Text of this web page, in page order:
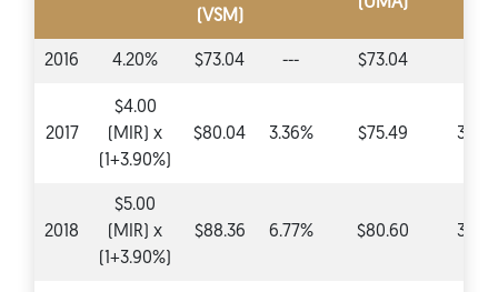
(VSM)
2016 4.20% $73.04 --- $73.04
2017
$4.00
(MIR) x
(1+3.90%)
$80.04 3.36% $75.49
2018
$5.00
(MIR) x
(1+3.90%)
$88.36 6.77% $80.60